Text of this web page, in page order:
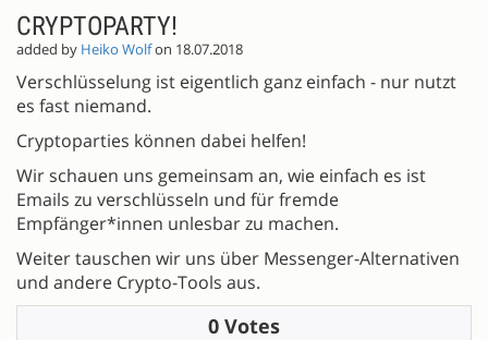
CRYPTOPARTY!
added by Heiko Wolfon 18.07.2018
Verschlüsselung ist eigentlich ganz einfach - nur nutzt
es fast niemand.
Cryptoparties können dabei helfen!
Wir schauen uns gemeinsam an, wie einfach es ist
Emails zu verschlüsseln und für fremde
Empfänger*innen unlesbar zu machen.
Weiter tauschen wir uns über Messenger-Alternativen
und andere Crypto-Tools aus.
0 Votes